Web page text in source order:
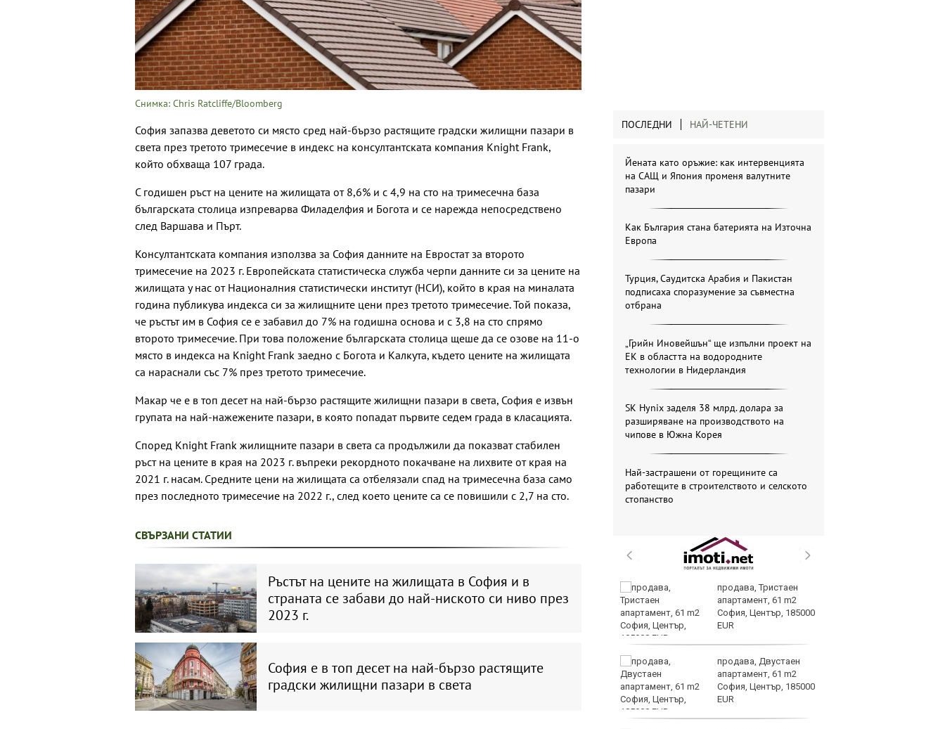
Снимка: Chris Ratcliffe/Bloomberg
София запазва деветото си място сред най-бързо растящите градски жилищни пазари в
света през третото тримесечие в индекс на консултантската компания Knight Frank,
който обхваща 107 града.
С годишен ръст на цените на жилищата от 8,6% и с 4,9 на сто на тримесечна база
българската столица изпреварва Филаделфия и Богота и се нарежда непосредствено
след Варшава и Пърт.
Консултантската компания използва за София данните на Евростат за второто
тримесечие на 2023 г. Европейската статистическа служба черпи данните си за цените на
жилищата у нас от Националния статистически институт (НСИ), който в края на миналата
година публикува индекса си за жилищните цени през третото тримесечие. Той показа,
че ръстът им в София се е забавил до 7% на годишна основа и с 3,8 на сто спрямо
второто тримесечие. При това положение българската столица щеше да се озове на 11-о
място в индекса на Knight Frank заедно с Богота и Калкута, където цените на жилищата
са нараснали със 7% през третото тримесечие.
Макар че е в топ десет на най-бързо растящите жилищни пазари в света, София е извън
групата на най-нажежените пазари, в която попадат първите седем града в класацията.
Според Knight Frank жилищните пазари в света са продължили да показват стабилен
ръст на цените в края на 2023 г. въпреки рекордното покачване на лихвите от края на
2021 г. насам. Средните цени на жилищата са отбелязали спад на тримесечна база само
през последното тримесечие на 2022 г., след което цените са се повишили с 2,7 на сто.
СВЪРЗАНИ СТАТИИ
Ръстът на цените на жилищата в София и в
страната се забави до най-ниското си ниво през
2023 г.
София е в топ десет на най-бързо растящите
градски жилищни пазари в света
ПОСЛЕДНИ НАЙ-ЧЕТЕНИ
Йената като оръжие: как интервенцията
на САЩ и Япония променя валутните
пазари
Как България стана батерията на Източна
Европа
Турция, Саудитска Арабия и Пакистан
подписаха споразумение за съвместна
отбрана
„Грийн Иновейшън“ ще изпълни проект на
ЕК в областта на водородните
технологии в Нидерландия
SK Hynix заделя 38 млрд. долара за
разширяване на производството на
чипове в Южна Корея
Най-застрашени от горещините са
работещите в строителството и селското
стопанство
БАБХ спря над 150
тона стоки от трети
на затлъстяване сред
продава, Тристаен
апартамент, 61 m2
София, Център, 185000
EUR
продава, Двустаен
апартамент, 61 m2
София, Център, 185000
EUR